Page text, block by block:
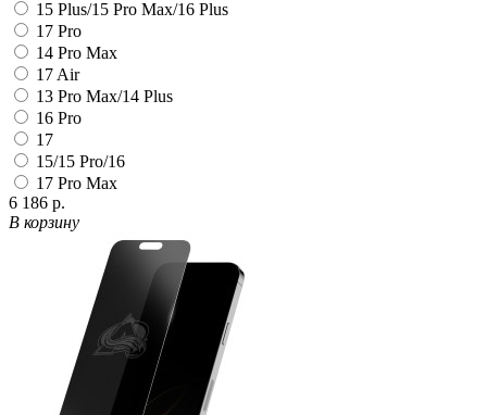
15 Plus/15 Pro Max/16 Plus
17 Pro
14 Pro Max
17 Air
13 Pro Max/14 Plus
16 Pro
17
15/15 Pro/16
17 Pro Max
6 186 р.
В корзину